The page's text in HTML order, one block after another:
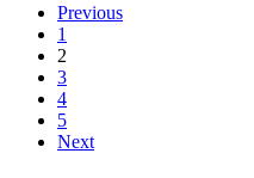
Previous
1
2
3
4
5
Next